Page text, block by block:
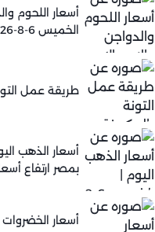
أسعار اللحوم
الخميس 6-8-2026 في مصر.. اخر تحديث
طريقة عمل
بمصر ارتفاع
أسعار الخضروات